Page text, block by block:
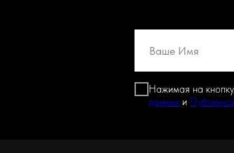
Нажимая на
данных и